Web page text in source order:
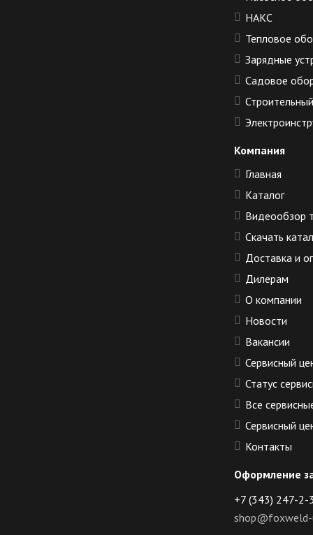
НАКС
Тепловое
Зарядные
Садовое
Компания
Главная
Каталог
Видеообзор
Скачать
Доставка и
Дилерам
О компании
Новости
Вакансии
Сервисный
Статус
Все
Сервисный
Контакты
Оформление
+7 (343) 247-2-